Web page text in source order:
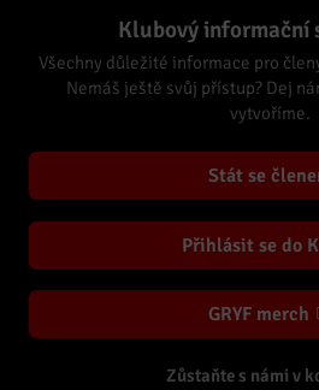
Klubový informační
Všechny důležité informace pro
Nemáš ještě svůj přístup? Dej
vytvoříme.
Stát se
Přihlásit se do
GRYF merch
Zůstaňte s námi v